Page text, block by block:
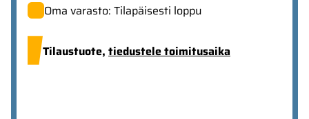
Oma varasto: Tilapäisesti loppu
Tilaustuote, tiedustele toimitusaika